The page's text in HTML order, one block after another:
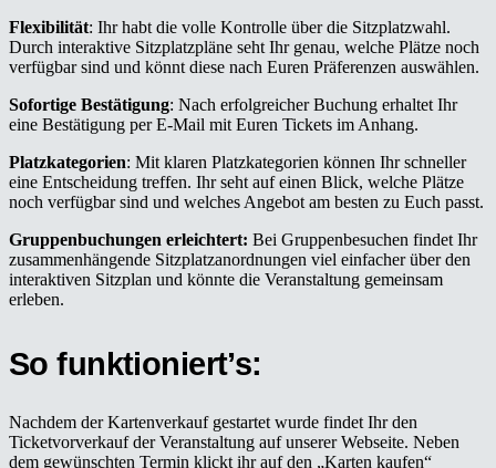
Flexibilität: Ihr habt die volle Kontrolle über die Sitzplatzwahl.
Durch interaktive Sitzplatzpläne seht Ihr genau, welche Plätze noch
verfügbar sind und könnt diese nach Euren Präferenzen auswählen.
Sofortige Bestätigung: Nach erfolgreicher Buchung erhaltet Ihr
eine Bestätigung per E-Mail mit Euren Tickets im Anhang.
Platzkategorien: Mit klaren Platzkategorien können Ihr schneller
eine Entscheidung treffen. Ihr seht auf einen Blick, welche Plätze
noch verfügbar sind und welches Angebot am besten zu Euch passt.
Gruppenbuchungen erleichtert: Bei Gruppenbesuchen findet Ihr
zusammenhängende Sitzplatzanordnungen viel einfacher über den
interaktiven Sitzplan und könnte die Veranstaltung gemeinsam
erleben.
So funktioniert’s:
Nachdem der Kartenverkauf gestartet wurde findet Ihr den
Ticketvorverkauf der Veranstaltung auf unserer Webseite. Neben
dem gewünschten Termin klickt ihr auf den „Karten kaufen“